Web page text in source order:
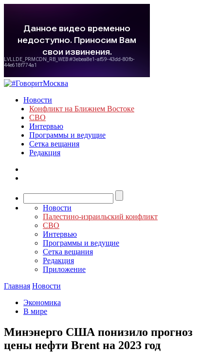
Новости
Конфликт на Ближнем Востоке
СВО
Интервью
Программы и ведущие
Сетка вещания
Редакция
Новости
Палестино-израильский конфликт
СВО
Интервью
Программы и ведущие
Сетка вещания
Редакция
Приложение
Главная Новости
Экономика
В мире
Минэнерго США понизило прогноз
цены нефти Brent на 2023 год